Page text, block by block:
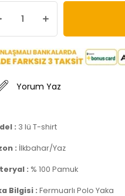
Yorum Yaz
: 3 lü T-shirt
: İlkbahar/Yaz
: % 100 Pamuk
Bilgisi : Fermuarlı Polo Yaka